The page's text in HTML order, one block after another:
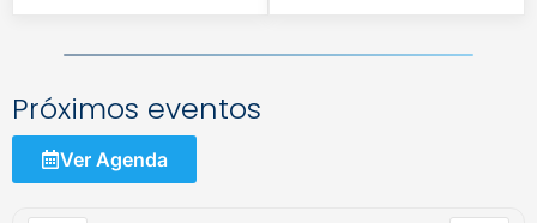
Próximos eventos
Ver Agenda